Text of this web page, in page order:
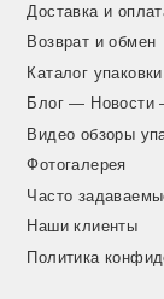
Доставка и
Возврат и обмен
Каталог упаковки
Блог — Новости
Видео обзоры
Фотогалерея
Часто
Наши клиенты
Политика